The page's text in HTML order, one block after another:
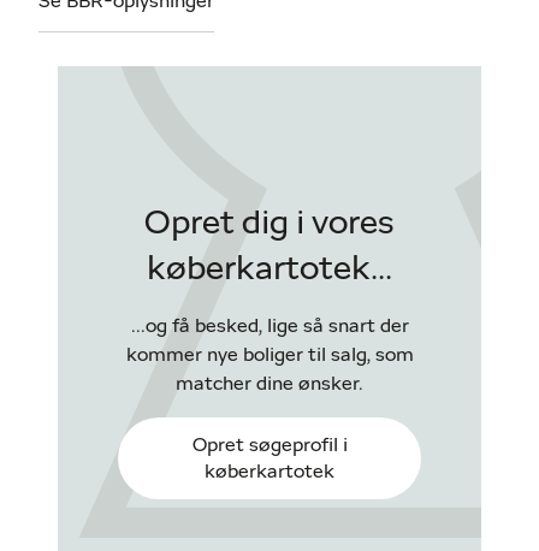
Opret dig i vores
køberkartotek...
...og få besked, lige så snart der
kommer nye boliger til salg, som
matcher dine ønsker.
Opret søgeprofil i
køberkartotek